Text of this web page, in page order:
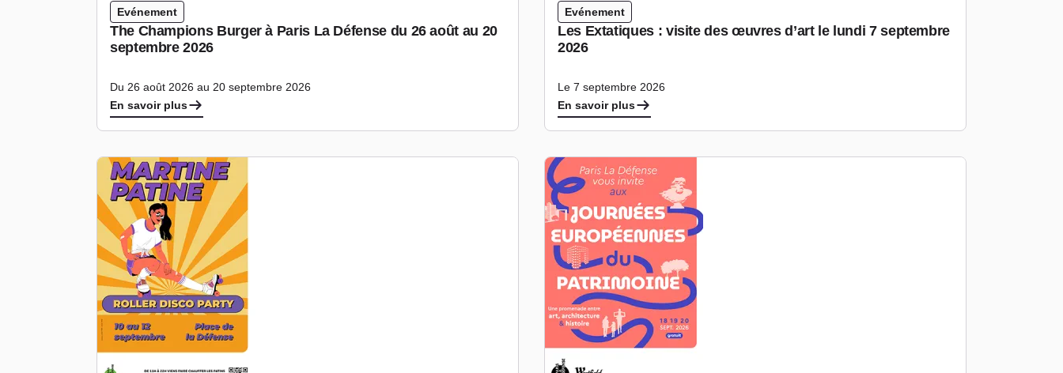
Evénement
The Champions Burger à Paris La Défense du 26 août au 20
septembre 2026
Du 26 août 2026 au 20 septembre 2026
En savoir plus
Evénement
Les Extatiques : visite des œuvres d’art le lundi 7 septembre
2026
Le 7 septembre 2026
En savoir plus